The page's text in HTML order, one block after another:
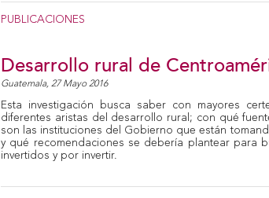
PUBLICACIONES
Desarrollo rural de
Guatemala, 27 Mayo 2016
Esta investigación busca saber con mayores
diferentes aristas del desarrollo rural; con qué
son las instituciones del Gobierno que están
y qué recomendaciones se debería plantear para
invertidos y por invertir.